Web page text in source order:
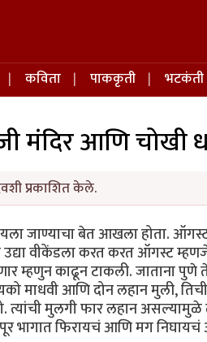
कविता पाककृती
भटकंती
मंदिर आणि चोखी
प्रकाशित केले.
जाण्याचा बेत आखला होता.
वीकेंडला करत करत ऑगस्ट
म्हणुन काढून टाकली. जाताना
माधवी आणि दोन लहान मुली,
मुलगी फार लहान असल्यामुळे
फिरायचं आणि मग निघायचं